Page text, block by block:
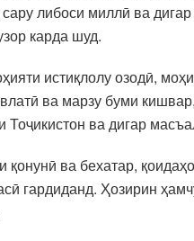
либоси миллӣ ва
карда шуд.
истиқлолу озодӣ,
ва марзу буми
ва дигар
ва бехатар,
гардиданд. Ҳозирин